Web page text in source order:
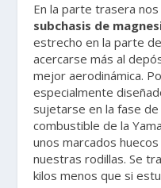
En la parte trasera
subchasis de
estrecho en la parte
acercarse más al
mejor aerodinámica.
especialmente
sujetarse en la fase
combustible de la
unos marcados
nuestras rodillas. Se
kilos menos que si